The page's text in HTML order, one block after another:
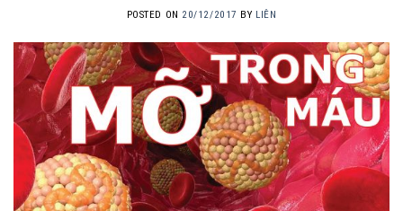
POSTED ON 20/12/2017 BY LIÊN